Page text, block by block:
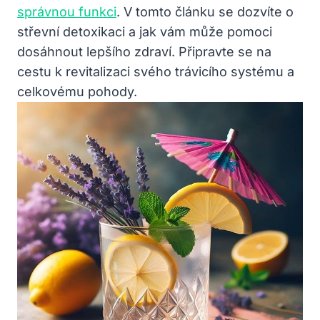
správnou funkci. V tomto článku se dozvíte o
střevní detoxikaci a jak vám může pomoci
dosáhnout lepšího zdraví. Připravte se na
cestu k revitalizaci svého trávicího systému a
celkovému pohody.